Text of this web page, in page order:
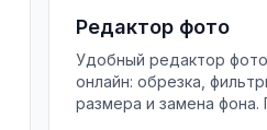
Редактор фото
Удобный редактор
онлайн: обрезка,
размера и замена